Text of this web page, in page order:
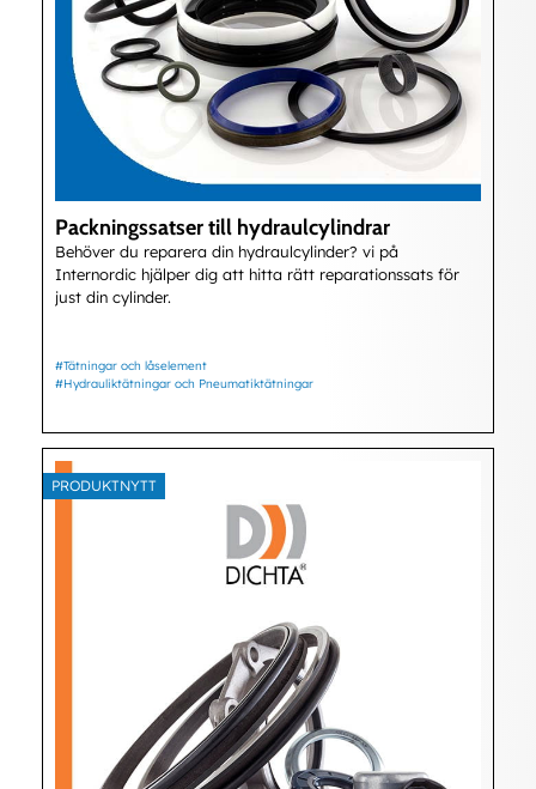
Packningssatser till hydraulcylindrar
Behöver du reparera din hydraulcylinder? vi på
Internordic hjälper dig att hitta rätt reparationssats för
just din cylinder.
#Tätningar och låselement
#Hydrauliktätningar och Pneumatiktätningar
PRODUKTNYTT